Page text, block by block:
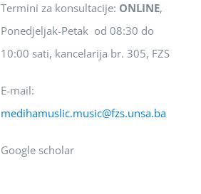
Termini za konsultacije: ONLINE,
Ponedjeljak-Petak od 08:30 do
10:00 sati, kancelarija br. 305, FZS
E-mail:
medihamuslic.music@fzs.unsa.ba
Google scholar